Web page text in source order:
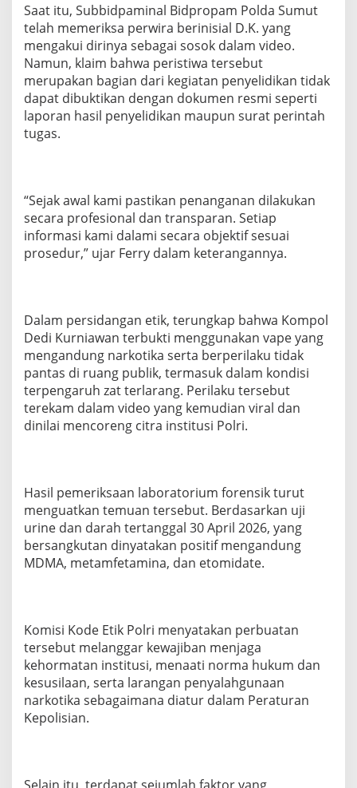
i
t
m
e
n
P
e
n
a
n
T
e
g
Saat itu, Subbidpaminal Bidpropam Polda Sumut
telah memeriksa perwira berinisial D.K. yang
mengakui dirinya sebagai sosok dalam video.
Namun, klaim bahwa peristiwa tersebut
merupakan bagian dari kegiatan penyelidikan tidak
dapat dibuktikan dengan dokumen resmi seperti
laporan hasil penyelidikan maupun surat perintah
tugas.
“Sejak awal kami pastikan penanganan dilakukan
secara profesional dan transparan. Setiap
informasi kami dalami secara objektif sesuai
prosedur,” ujar Ferry dalam keterangannya.
Dalam persidangan etik, terungkap bahwa Kompol
Dedi Kurniawan terbukti menggunakan vape yang
mengandung narkotika serta berperilaku tidak
pantas di ruang publik, termasuk dalam kondisi
terpengaruh zat terlarang. Perilaku tersebut
terekam dalam video yang kemudian viral dan
dinilai mencoreng citra institusi Polri.
Hasil pemeriksaan laboratorium forensik turut
menguatkan temuan tersebut. Berdasarkan uji
urine dan darah tertanggal 30 April 2026, yang
bersangkutan dinyatakan positif mengandung
MDMA, metamfetamina, dan etomidate.
Komisi Kode Etik Polri menyatakan perbuatan
tersebut melanggar kewajiban menjaga
kehormatan institusi, menaati norma hukum dan
kesusilaan, serta larangan penyalahgunaan
narkotika sebagaimana diatur dalam Peraturan
Kepolisian.
Selain itu, terdapat sejumlah faktor yang